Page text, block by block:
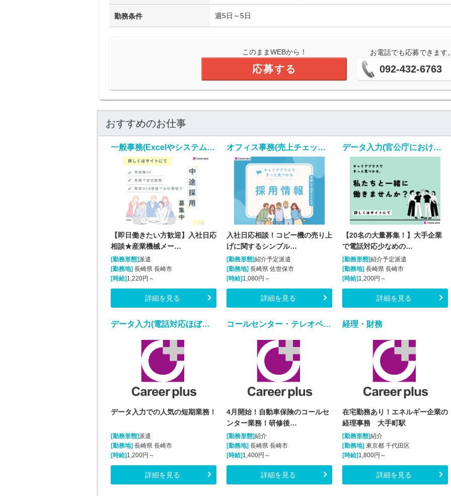
勤務条件 週5日～5日
このままWEBから！
応募する
お電話でも応募できます
092-432-6763
おすすめのお仕事
一般事務(Excelやシステムを使用しての入金照合・入力業務)
【即日働きたい方歓迎】入社日応
相談★産業機械メー…
[勤務形態]派遣
[勤務地] 長崎県 長崎市
[時給] 1,220円～
詳細を見る
オフィス事務(売上チェック事務/入社日応相談/土日祝休み)
入社日応相談！コピー機の売り上
げに関するシンプル…
[勤務形態]紹介予定派遣
[勤務地] 長崎県 佐世保市
[時給] 1,080円～
詳細を見る
データ入力(官公庁における各種書類の確認)
【20名の大量募集！】大手企業
で電話対応少なめの…
[勤務形態]紹介予定派遣
[勤務地] 長崎県 長崎市
[時給] 1,200円～
詳細を見る
データ入力(電話対応ほぼ無しの短期データ入力業務)
データ入力での人気の短期業務！
[勤務形態]派遣
[勤務地] 長崎県 長崎市
[時給] 1,200円～
詳細を見る
コールセンター・テレオペ（発信）
4月開始！自動車保険のコールセ
ンター業務！研修後…
[勤務形態]紹介
[勤務地] 長崎県 長崎市
[時給] 1,400円～
詳細を見る
経理・財務
在宅勤務あり！エネルギー企業の
経理事務 大手町駅
[勤務形態]紹介
[勤務地] 東京都 千代田区
[時給] 1,800円～
詳細を見る